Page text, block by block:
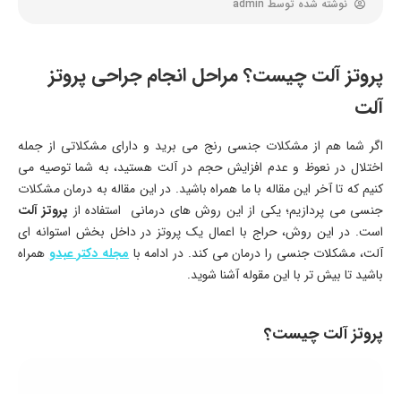
نوشته شده توسط admin
پروتز آلت چیست؟ مراحل انجام جراحی پروتز
آلت
اگر شما هم از مشکلات جنسی رنج می برید و دارای مشکلاتی از جمله
اختلال در نعوظ و عدم افزایش حجم در آلت هستید، به شما توصیه می
کنیم که تا آخر این مقاله با ما همراه باشید. در این مقاله به درمان مشکلات
جنسی می پردازیم؛ یکی از این روش های درمانی استفاده از پروتز آلت
است. در این روش، حراج با اعمال یک پروتز در داخل بخش استوانه ای
آلت، مشکلات جنسی را درمان می کند. در ادامه با مجله دکتر عبدوهمراه
باشید تا بیش تر با این مقوله آشنا شوید.
پروتز آلت چیست؟